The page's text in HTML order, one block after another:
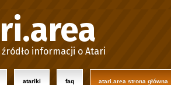
informacji o Atari
atariki faq atari.area strona główna